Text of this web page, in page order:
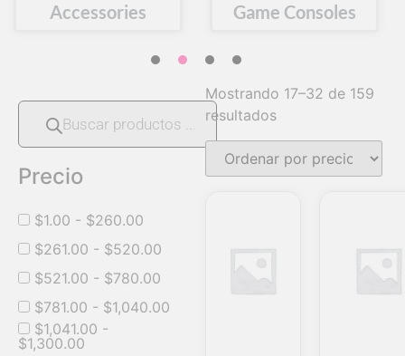
Accessories Game Consoles
Precio
$1.00 - $260.00
$261.00 - $520.00
$521.00 - $780.00
$781.00 - $1,040.00
$1,041.00 -
$1,300.00
Mostrando 17–32 de 159
resultados